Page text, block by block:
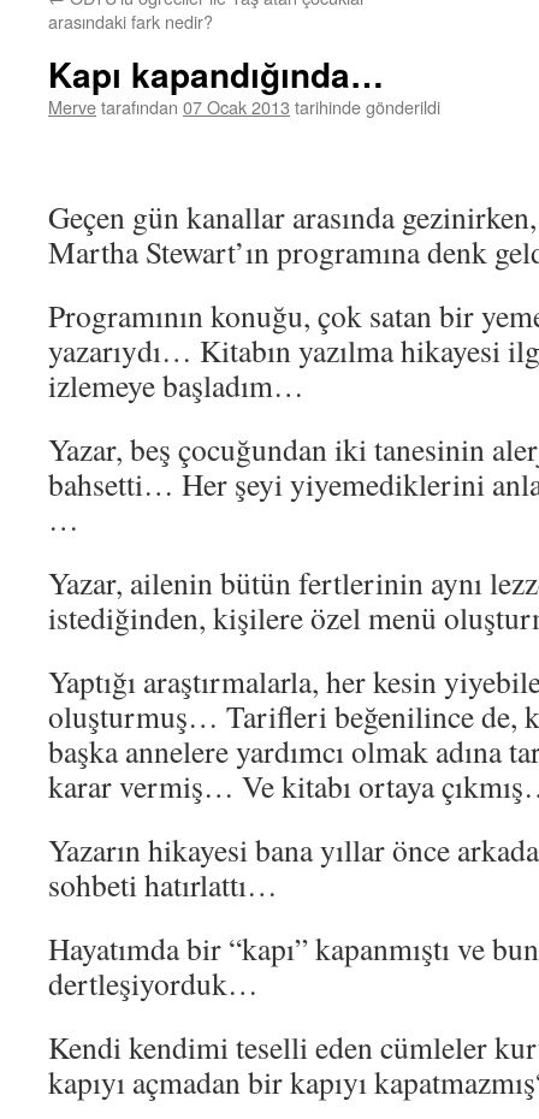
arasındaki fark nedir?
Kapı kapandığında…
Mervetarafından 07 Ocak 2013 tarihinde gönderildi
Geçen gün kanallar arasında
Martha Stewart’ın programına denk
Programının konuğu, çok satan bir
yazarıydı… Kitabın yazılma hikayesi
izlemeye başladım…
Yazar, beş çocuğundan iki tanesinin
bahsetti… Her şeyi yiyemediklerini
…
Yazar, ailenin bütün fertlerinin aynı
istediğinden, kişilere özel menü
Yaptığı araştırmalarla, her kesin
oluşturmuş… Tarifleri beğenilince de,
başka annelere yardımcı olmak adına
karar vermiş… Ve kitabı ortaya
Yazarın hikayesi bana yıllar önce
sohbeti hatırlattı…
Hayatımda bir “kapı” kapanmıştı ve
dertleşiyorduk…
Kendi kendimi teselli eden cümleler
kapıyı açmadan bir kapıyı